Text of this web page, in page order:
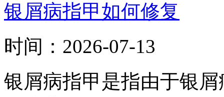
银屑病指甲如何修复
时间： 2026-07-13
银屑病指甲是指由于银